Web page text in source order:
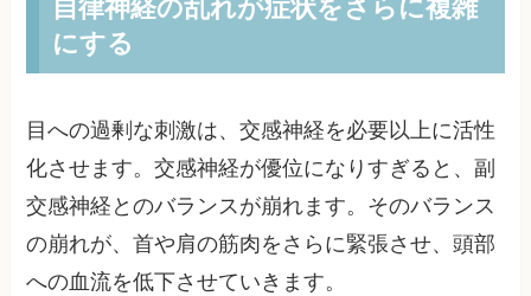
にする
目への過剰な刺激は、交感神経を必要以上に活性
化させます。交感神経が優位になりすぎると、副
交感神経とのバランスが崩れます。そのバランス
の崩れが、首や肩の筋肉をさらに緊張させ、頭部
への血流を低下させていきます。